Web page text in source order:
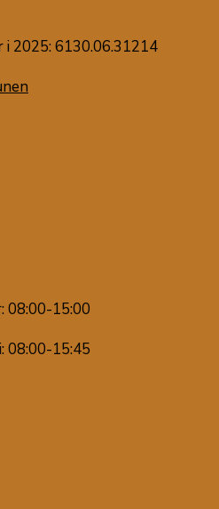
2025: 6130.06.31214
08:00-15:00
08:00-15:45